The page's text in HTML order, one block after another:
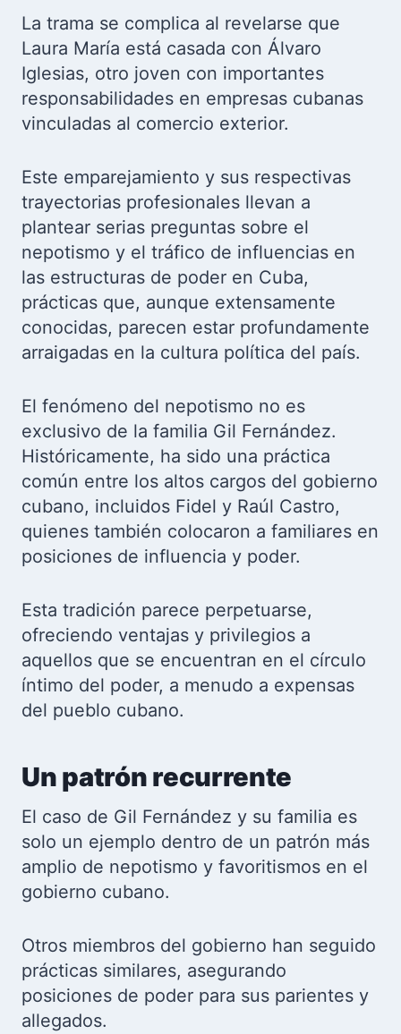
La trama se complica al revelarse que
Laura María está casada con Álvaro
Iglesias, otro joven con importantes
responsabilidades en empresas cubanas
vinculadas al comercio exterior.
Este emparejamiento y sus respectivas
trayectorias profesionales llevan a
plantear serias preguntas sobre el
nepotismo y el tráfico de influencias en
las estructuras de poder en Cuba,
prácticas que, aunque extensamente
conocidas, parecen estar profundamente
arraigadas en la cultura política del país.
El fenómeno del nepotismo no es
exclusivo de la familia Gil Fernández.
Históricamente, ha sido una práctica
común entre los altos cargos del gobierno
cubano, incluidos Fidel y Raúl Castro,
quienes también colocaron a familiares en
posiciones de influencia y poder.
Esta tradición parece perpetuarse,
ofreciendo ventajas y privilegios a
aquellos que se encuentran en el círculo
íntimo del poder, a menudo a expensas
del pueblo cubano.
Un patrón recurrente
El caso de Gil Fernández y su familia es
solo un ejemplo dentro de un patrón más
amplio de nepotismo y favoritismos en el
gobierno cubano.
Otros miembros del gobierno han seguido
prácticas similares, asegurando
posiciones de poder para sus parientes y
allegados.